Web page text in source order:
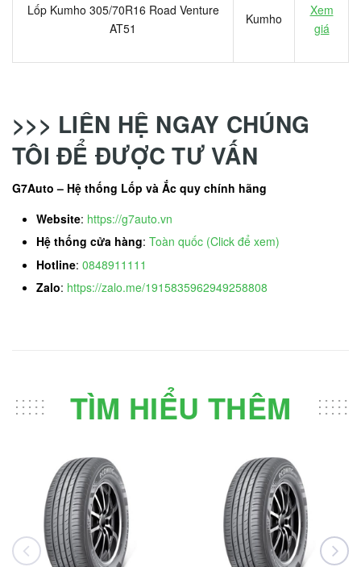
Lốp Kumho 305/70R16 Road Venture
AT51
Kumho
Xem
giá
>>> LIÊN HỆ NGAY CHÚNG
TÔI ĐỂ ĐƯỢC TƯ VẤN
G7Auto – Hệ thống Lốp và Ắc quy chính hãng
Website: https://g7auto.vn
Hệ thống cửa hàng: Toàn quốc (Click để xem)
Hotline: 0848911111
Zalo: https://zalo.me/1915835962949258808
TÌM HIỂU THÊM